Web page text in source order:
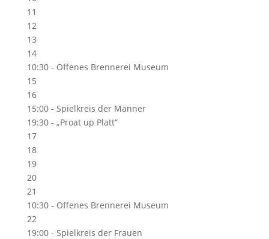
11
12
13
14
10:30 - Offenes Brennerei Museum
15
16
15:00 - Spielkreis der Männer
19:30 - „Proat up Platt“
17
18
19
20
21
10:30 - Offenes Brennerei Museum
22
19:00 - Spielkreis der Frauen